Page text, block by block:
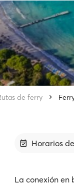
de ferry
Horarios
La conexión